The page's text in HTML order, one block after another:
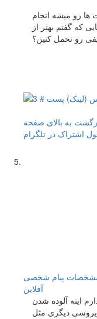
رو میشه انجام
که گفتم بهتر از
رو تحمل کنین؟
به بالای صفحه
اشتراک در تلگرام
پیام شخصی
آفلاين